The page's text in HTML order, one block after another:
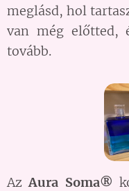
meglásd, hol
van még előtted,
tovább.
AzAura Soma®